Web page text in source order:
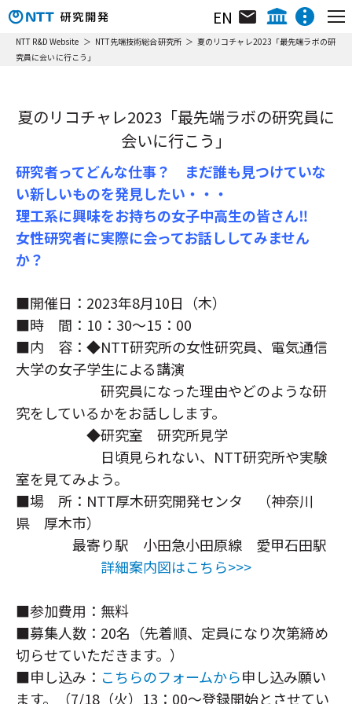
EN
NTT IOWN総合イノベーションセンタ
NTTテクノロジーイノベーションセンタ
NTTコンピューティングテクノロジーセンタ
NTTデバイステクノロジーセンタ
NTT人間情報研究所
NTT社会情報研究所
NTTコンピュータ＆データサイエンス研究所
NTT情報ネットワーク総合研究所
NTT宇宙環境エネルギー研究所
NTT未来ねっと研究所
NTT先端集積デバイス研究所
NTTコミュニケーション科学基礎研究所
NTT物性科学基礎研究所
総合研究所・研究所の一覧
特定分野の研究センタ一覧
NTT知的財産センタ
組織･研究員･所在地
リサーチ＆アクティビティ
イベント
NTTホーム 株主・投資家情報
ニュース&トピックス
組織図／所属研究所概要
リサーチ＆アクティビティ
フェロー／上席特別研究員／特別研究員
展示ホール
イベント
NTT R&D Website NTT先端技術総合研究所
夏のリコチャレ2023「最先端ラボの研
究員に会いに行こう」
夏のリコチャレ2023「最先端ラボの研究員に
会いに行こう」
研究者ってどんな仕事？ まだ誰も見つけていな
い新しいものを発見したい・・・
理工系に興味をお持ちの女子中高生の皆さん‼
女性研究者に実際に会ってお話ししてみません
か？
■開催日：2023年8月10日（木）
■時 間：10：30～15：00
■内 容：◆NTT研究所の女性研究員、電気通信
大学の女子学生による講演
研究員になった理由やどのような研
究をしているかをお話しします。
◆研究室 研究所見学
日頃見られない、NTT研究所や実験
室を見てみよう。
■場 所：NTT厚木研究開発センタ （神奈川
県 厚木市）
最寄り駅 小田急小田原線 愛甲石田駅
詳細案内図はこちら>>>
■参加費用：無料
■募集人数：20名（先着順、定員になり次第締め
切らせていただきます。）
■申し込み： こちらのフォームから申し込み願い
ます。（7/18（火）13：00～登録開始とさせてい